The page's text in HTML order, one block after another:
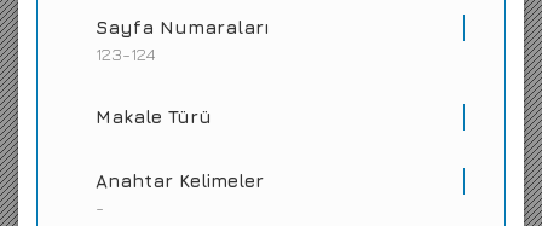
Sayfa Numaraları
123-124
Makale Türü
Anahtar Kelimeler
-